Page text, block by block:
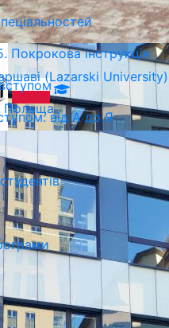
(Lazarski University)
Польща
інструкція
від А до Я